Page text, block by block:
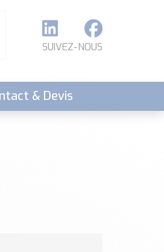
SUIVEZ-NOUS
& Devis